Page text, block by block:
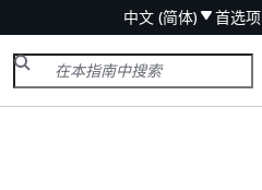
中文 (简体) 首选项